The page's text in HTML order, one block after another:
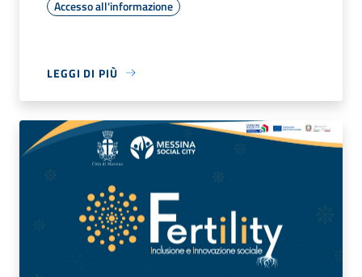
Accesso all'informazione
LEGGI DI PIÙ